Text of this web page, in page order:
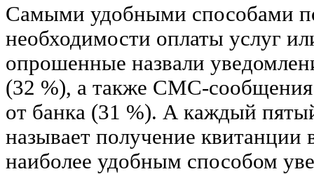
Самыми удобными способами
необходимости оплаты услуг
опрошенные назвали
(32 %), а также СМС-
от банка (31 %). А каждый
называет получение
наиболее удобным способом